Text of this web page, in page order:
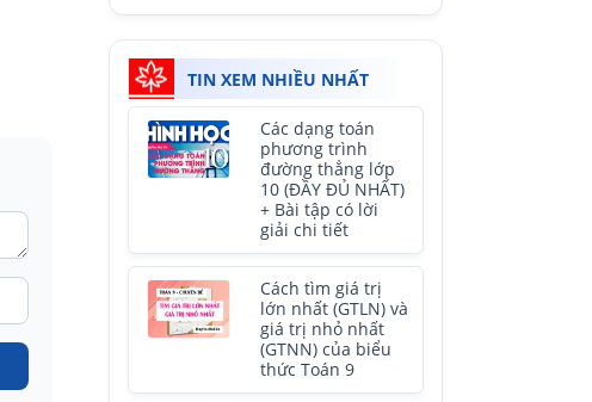
TIN XEM NHIỀU NHẤT
Các dạng toán
phương trình
đường thẳng lớp
10 (ĐẦY ĐỦ NHẤT)
+ Bài tập có lời
giải chi tiết
Cách tìm giá trị
lớn nhất (GTLN) và
giá trị nhỏ nhất
(GTNN) của biểu
thức Toán 9